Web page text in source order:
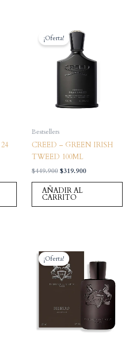
¡Oferta!
Bestsellers
CREED – GREEN IRISH
TWEED 100ML
$449.900 El
original
era:
$319.900El
AÑADIR AL
CARRITO
¡Oferta!